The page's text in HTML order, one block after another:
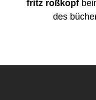
fritz roßkopf
des